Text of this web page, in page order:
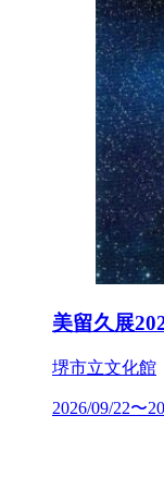
美留久展
堺市立文化館
2026/09/22〜